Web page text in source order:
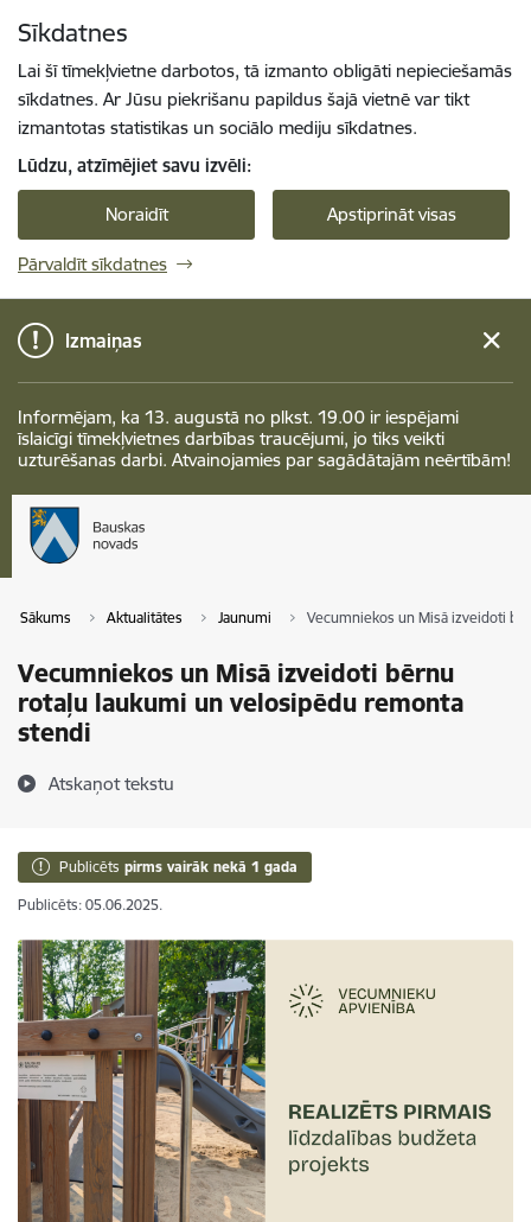
Sīkdatnes
Lai šī tīmekļvietne darbotos, tā izmanto obligāti nepieciešamās
sīkdatnes. Ar Jūsu piekrišanu papildus šajā vietnē var tikt
izmantotas statistikas un sociālo mediju sīkdatnes.
Lūdzu, atzīmējiet savu izvēli:
Noraidīt Apstiprināt visas
Pārvaldīt sīkdatnes
Izmaiņas
Informējam, ka 13. augustā no plkst. 19.00 ir iespējami
īslaicīgi tīmekļvietnes darbības traucējumi, jo tiks veikti
uzturēšanas darbi. Atvainojamies par sagādātajām neērtībām!
Sākums Aktualitātes Jaunumi Vecumniekos un Misā izveidoti
Vecumniekos un Misā izveidoti bērnu
rotaļu laukumi un velosipēdu remonta
stendi
Atskaņot tekstu
Publicēts pirms vairāk nekā 1 gada
Publicēts: 05.06.2025.